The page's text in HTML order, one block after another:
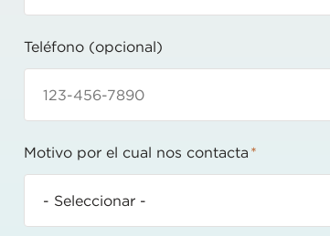
Teléfono (opcional)
Motivo por el cual nos contacta